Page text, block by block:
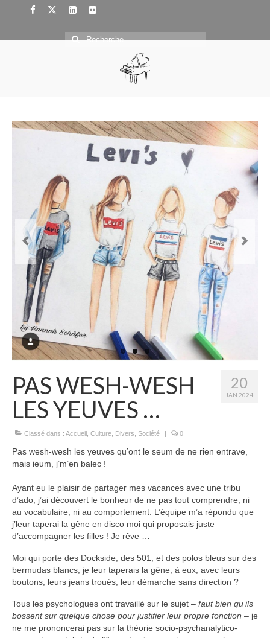
Rechercher
20
JAN 2024
PAS WESH-WESH
LES YEUVES …
Classé dans : Accueil Culture Divers Société | 0
Pas wesh-wesh les yeuves qu’ont le seum de ne rien entrave,
mais ieum, j’m’en balec !
Ayant eu le plaisir de partager mes vacances avec une tribu
d’ado, j’ai découvert le bonheur de ne pas tout comprendre, ni
au vocabulaire, ni au comportement. L’équipe m’a répondu que
j’leur taperai la gêne en disco moi qui proposais juste
d’accompagner les filles ! Je rêve …
Moi qui porte des Dockside, des 501, et des polos bleus sur des
bermudas blancs, je leur taperais la gêne, à eux, avec leurs
boutons, leurs jeans troués, leur démarche sans direction ?
Tous les psychologues ont travaillé sur le sujet – faut bien qu’ils
bossent sur quelque chose pour justifier leur propre fonction – je
ne me prononcerai pas sur la théorie socio-psychanalytico-